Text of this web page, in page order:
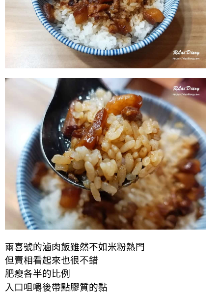
兩喜號的滷肉飯雖然不如米粉熱門
但賣相看起來也很不錯
肥瘦各半的比例
入口咀嚼後帶點膠質的黏